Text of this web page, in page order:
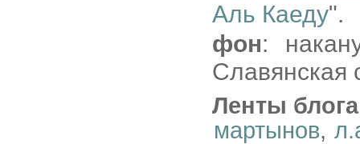
Аль Каеду".
фон:
Славянская
Ленты
мартынов,